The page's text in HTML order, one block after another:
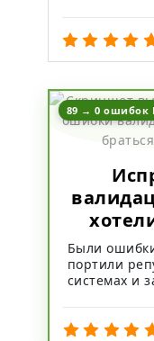
89 → 0 ошибок
Были
портили
системах и